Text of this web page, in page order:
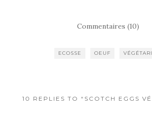
k
ta
er
Commentaires (10)
ECOSSE OEUF
10 REPLIES TO “SCOTCH EGGS